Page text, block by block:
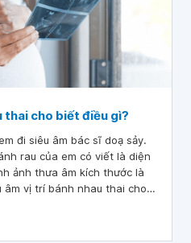
thai cho biết điều gì?
đi siêu âm bác sĩ doạ sảy.
rau của em có viết là diện
ảnh thưa âm kích thước là
âm vị trí bánh nhau thai cho